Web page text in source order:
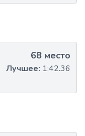
68 место
Лучшее: 1:42.36